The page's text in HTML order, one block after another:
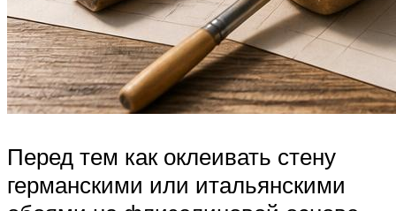
Перед тем как оклеивать стену
германскими или итальянскими